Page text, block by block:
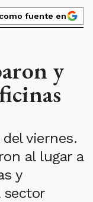
fuente en
y
viernes.
al lugar a
y
sector